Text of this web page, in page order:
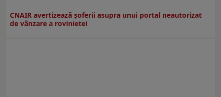
CNAIR avertizează șoferii asupra unui portal neautorizat
de vânzare a rovinietei